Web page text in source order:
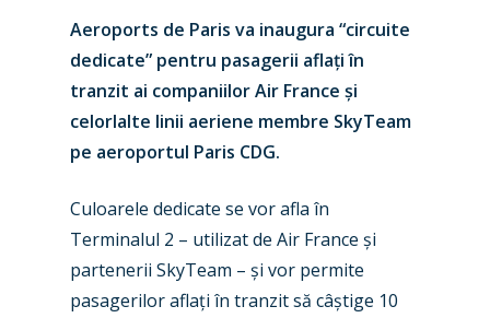
Aeroports de Paris va inaugura “circuite
dedicate” pentru pasagerii aflați în
tranzit ai companiilor Air France și
celorlalte linii aeriene membre SkyTeam
pe aeroportul Paris CDG.
Culoarele dedicate se vor afla în
Terminalul 2 – utilizat de Air France și
partenerii SkyTeam – și vor permite
pasagerilor aflați în tranzit să câștige 10